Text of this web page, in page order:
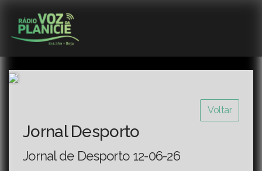
Voltar
Jornal Desporto
Jornal de Desporto 12-06-26